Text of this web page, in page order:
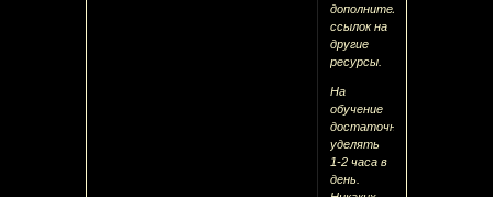
дополнительных
ссылок на
другие
ресурсы.
На
обучение
достаточно
уделять
1-2 часа в
день.